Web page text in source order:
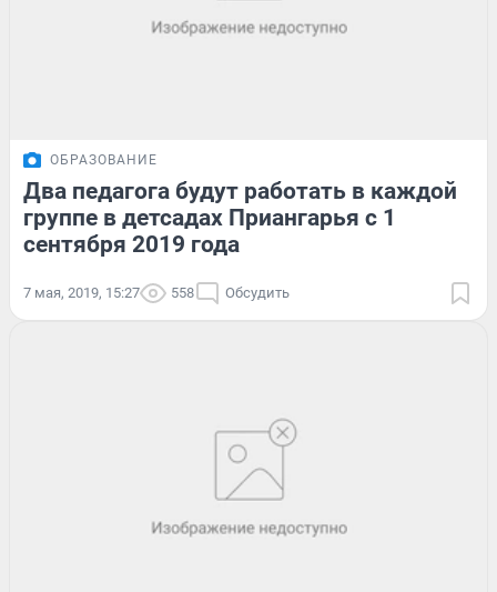
ОБРАЗОВАНИЕ
Два педагога будут работать в каждой
группе в детсадах Приангарья с 1
сентября 2019 года
7 мая, 2019, 15:27 558 Обсудить